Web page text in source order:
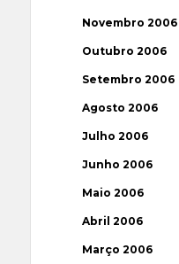
Novembro 2006
Outubro 2006
Setembro 2006
Agosto 2006
Julho 2006
Junho 2006
Maio 2006
Abril 2006
Março 2006